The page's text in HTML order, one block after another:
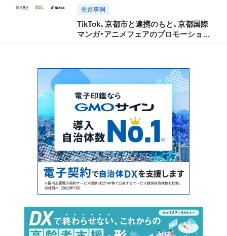
世界に発信する「TikTok Connect By
Tourism」を開催！
先進事例
TikTok、京都市と連携のもと、京都国際
マンガ・アニメフェアのプロモーション